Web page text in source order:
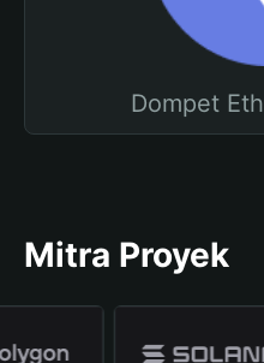
Dompet
Mitra Proyek